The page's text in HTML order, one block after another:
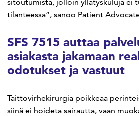
sitoutumista, jolloin yllätyskuluja ei
tilanteessa”, sanoo Patient
SFS 7515 auttaa
asiakasta jakamaan
odotukset ja vastuut
Taittovirhekirurgia poikkeaa
siinä ei hoideta sairautta, vaan